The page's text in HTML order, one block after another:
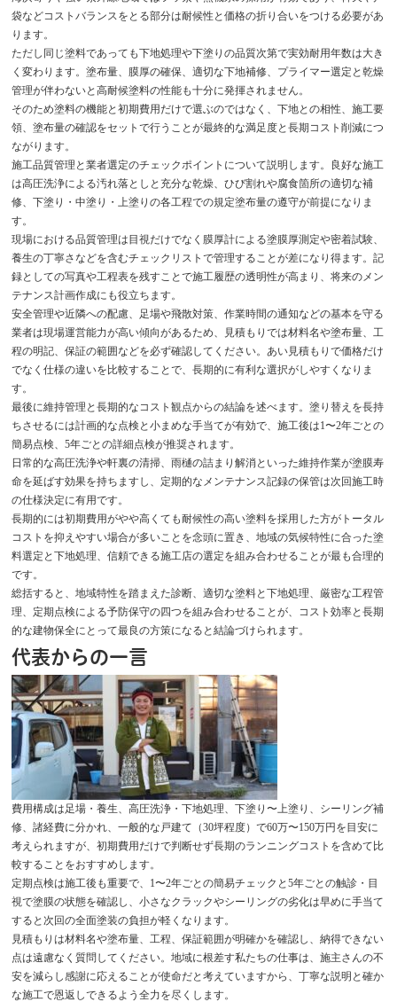
袋などコストバランスをとる部分は耐候性と価格の折り合いをつける必要があ
ります。
ただし同じ塗料であっても下地処理や下塗りの品質次第で実効耐用年数は大き
く変わります。塗布量、膜厚の確保、適切な下地補修、プライマー選定と乾燥
管理が伴わないと高耐候塗料の性能も十分に発揮されません。
そのため塗料の機能と初期費用だけで選ぶのではなく、下地との相性、施工要
領、塗布量の確認をセットで行うことが最終的な満足度と長期コスト削減につ
ながります。
施工品質管理と業者選定のチェックポイントについて説明します。良好な施工
は高圧洗浄による汚れ落としと充分な乾燥、ひび割れや腐食箇所の適切な補
修、下塗り・中塗り・上塗りの各工程での規定塗布量の遵守が前提になりま
す。
現場における品質管理は目視だけでなく膜厚計による塗膜厚測定や密着試験、
養生の丁寧さなどを含むチェックリストで管理することが差になり得ます。記
録としての写真や工程表を残すことで施工履歴の透明性が高まり、将来のメン
テナンス計画作成にも役立ちます。
安全管理や近隣への配慮、足場や飛散対策、作業時間の通知などの基本を守る
業者は現場運営能力が高い傾向があるため、見積もりでは材料名や塗布量、工
程の明記、保証の範囲などを必ず確認してください。あい見積もりで価格だけ
でなく仕様の違いを比較することで、長期的に有利な選択がしやすくなりま
す。
最後に維持管理と長期的なコスト観点からの結論を述べます。塗り替えを長持
ちさせるには計画的な点検と小まめな手当てが有効で、施工後は1〜2年ごとの
簡易点検、5年ごとの詳細点検が推奨されます。
日常的な高圧洗浄や軒裏の清掃、雨樋の詰まり解消といった維持作業が塗膜寿
命を延ばす効果を持ちますし、定期的なメンテナンス記録の保管は次回施工時
の仕様決定に有用です。
長期的には初期費用がやや高くても耐候性の高い塗料を採用した方がトータル
コストを抑えやすい場合が多いことを念頭に置き、地域の気候特性に合った塗
料選定と下地処理、信頼できる施工店の選定を組み合わせることが最も合理的
です。
総括すると、地域特性を踏まえた診断、適切な塗料と下地処理、厳密な工程管
理、定期点検による予防保守の四つを組み合わせることが、コスト効率と長期
的な建物保全にとって最良の方策になると結論づけられます。
代表からの一言
費用構成は足場・養生、高圧洗浄・下地処理、下塗り〜上塗り、シーリング補
修、諸経費に分かれ、一般的な戸建て（30坪程度）で60万〜150万円を目安に
考えられますが、初期費用だけで判断せず長期のランニングコストを含めて比
較することをおすすめします。
定期点検は施工後も重要で、1〜2年ごとの簡易チェックと5年ごとの触診・目
視で塗膜の状態を確認し、小さなクラックやシーリングの劣化は早めに手当て
すると次回の全面塗装の負担が軽くなります。
見積もりは材料名や塗布量、工程、保証範囲が明確かを確認し、納得できない
点は遠慮なく質問してください。地域に根差す私たちの仕事は、施主さんの不
安を減らし感謝に応えることが使命だと考えていますから、丁寧な説明と確か
な施工で恩返しできるよう全力を尽くします。